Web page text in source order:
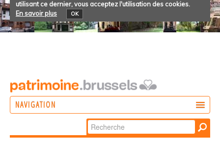
utilisant ce dernier, vous acceptez l'utilisation des cookies.
En savoir plus
OK
NAVIGATION
Chercher par
Recherche